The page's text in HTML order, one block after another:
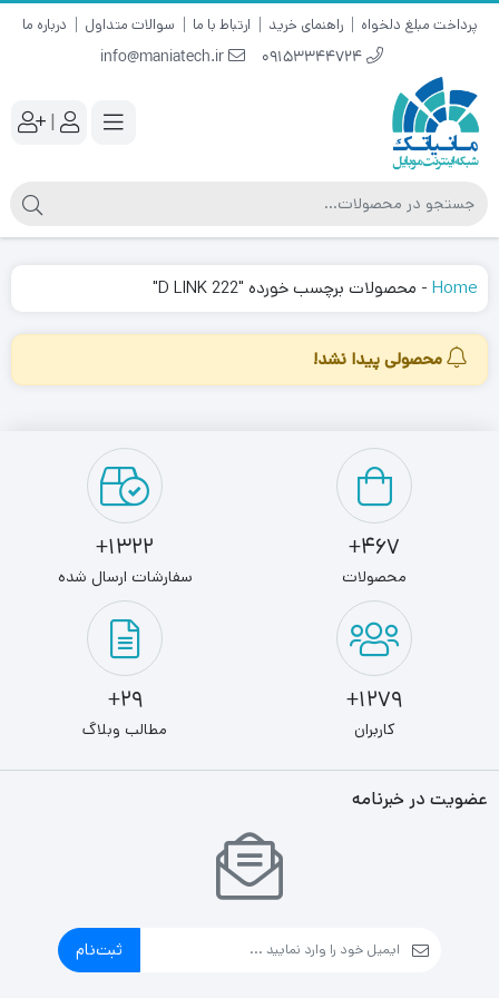
پرداخت مبلغ دلخواه راهنمای خرید ارتباط با ما سوالات متداول درباره ما
09153344724
info@maniatech.ir
|
Home
- محصولات برچسب خورده "D LINK 222"
محصولی پیدا نشد!
467+
محصولات
1322+
سفارشات ارسال شده
1279+
کاربران
29+
مطالب وبلاگ
عضویت در خبرنامه
ثبت‌نام